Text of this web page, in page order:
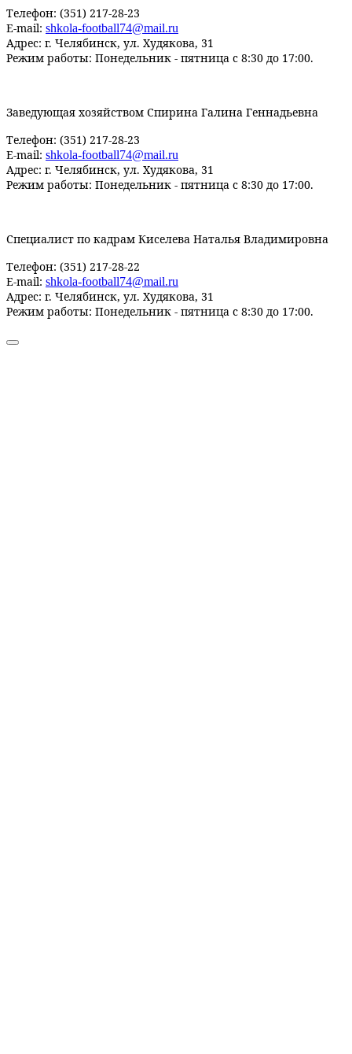
Телефон: (351) 217-28-23
E-mail: shkola-football74@mail.ru
Адрес: г. Челябинск, ул. Худякова, 31
Режим работы: Понедельник - пятница с 8:30 до 17:00.
Заведующая хозяйством Спирина Галина Геннадьевна
Телефон: (351) 217-28-23
E-mail: shkola-football74@mail.ru
Адрес: г. Челябинск, ул. Худякова, 31
Режим работы: Понедельник - пятница с 8:30 до 17:00.
Специалист по кадрам Киселева Наталья Владимировна
Телефон: (351) 217-28-22
E-mail: shkola-football74@mail.ru
Адрес: г. Челябинск, ул. Худякова, 31
Режим работы: Понедельник - пятница с 8:30 до 17:00.